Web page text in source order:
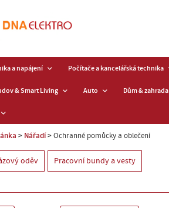
a napájení Počítače a kancelářská technika
& Smart Living Auto Dům & zahrada
Nářadí Ochranné pomůcky a oblečení
oděv Pracovní bundy a vesty